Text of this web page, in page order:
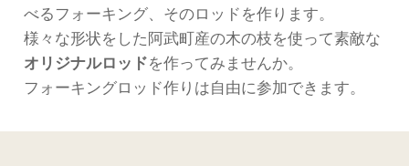
べるフォーキング、そのロッドを作ります。
様々な形状をした阿武町産の木の枝を使って素敵な
オリジナルロッドを作ってみませんか。
フォーキングロッド作りは自由に参加できます。